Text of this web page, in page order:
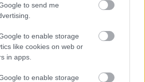
to send me
to enable storage
like cookies on web or
in apps.
to enable storage
zīmēm
īsts murgs – esi